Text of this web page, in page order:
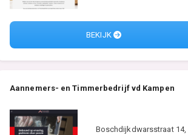
BEKIJK
Aannemers- en Timmerbedrijf vd Kampen
Boschdijkdwarsstraat 14,